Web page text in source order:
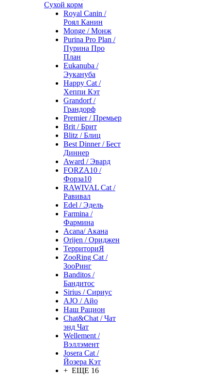
Сухой корм
Royal Canin /
Роял Канин
Monge / Монж
Purina Pro Plan /
Пурина Про
План
Eukanuba /
Эукануба
Happy Cat /
Хеппи Кэт
Grandorf /
Грандорф
Premier / Премьер
Brit / Брит
Blitz / Блиц
Best Dinner / Бест
Диннер
Award / Эвард
FORZA10 /
Форза10
RAWIVAL Cat /
Равивал
Edel / Эдель
Farmina /
Фармина
Acana/ Акана
Orijen / Ориджен
ТерриториЯ
ZooRing Cat /
ЗооРинг
Banditos /
Бандитос
Sirius / Сириус
AJO / Айо
Наш Рацион
Chat&Chat / Чат
энд Чат
Wellement /
Вэллэмент
Josera Cat /
Йозера Кэт
+ ЕЩЕ 16